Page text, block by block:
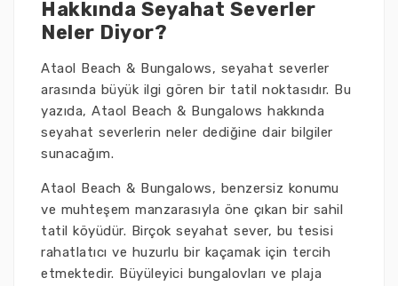
Hakkında Seyahat Severler
Neler Diyor?
Ataol Beach & Bungalows, seyahat severler
arasında büyük ilgi gören bir tatil noktasıdır. Bu
yazıda, Ataol Beach & Bungalows hakkında
seyahat severlerin neler dediğine dair bilgiler
sunacağım.
Ataol Beach & Bungalows, benzersiz konumu
ve muhteşem manzarasıyla öne çıkan bir sahil
tatil köyüdür. Birçok seyahat sever, bu tesisi
rahatlatıcı ve huzurlu bir kaçamak için tercih
etmektedir. Büyüleyici bungalovları ve plaja